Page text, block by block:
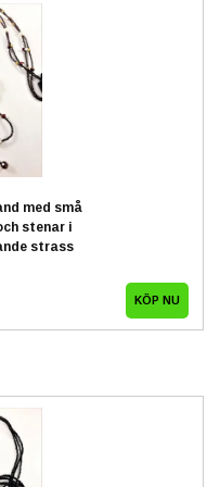
med små
stenar i
strass